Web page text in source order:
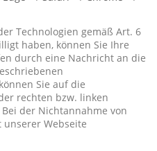
Technologien gemäß Art. 6
haben, können Sie Ihre
durch eine Nachricht an die
Sie auf die
rechten bzw. linken
der Nichtannahme von
unserer Webseite